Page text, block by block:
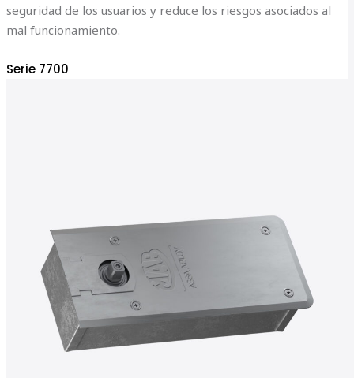
seguridad de los usuarios y reduce los riesgos asociados al
mal funcionamiento.
Serie 7700